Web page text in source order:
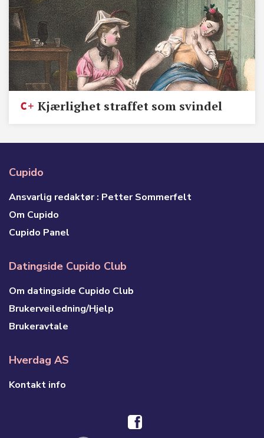
Kjærlighet straffet som svindel
Cupido
Ansvarlig redaktør : Petter Sommerfelt
Om Cupido
Cupido Panel
Datingside Cupido Club
Om datingside Cupido Club
Brukerveiledning/Hjelp
Brukeravtale
Hverdag AS
Kontakt info